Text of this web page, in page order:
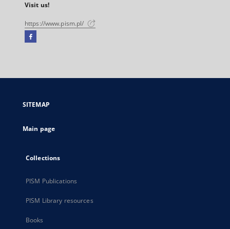
Visit us!
https://www.pism.pl/
Facebook
open
new
SITEMAP
Main page
Collections
PISM Publications
PISM Library resources
Books